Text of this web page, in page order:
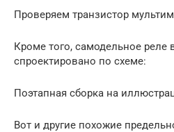
Проверяем транзистор
Кроме того, самодельное реле
спроектировано по схеме:
Поэтапная сборка на
Вот и другие похожие